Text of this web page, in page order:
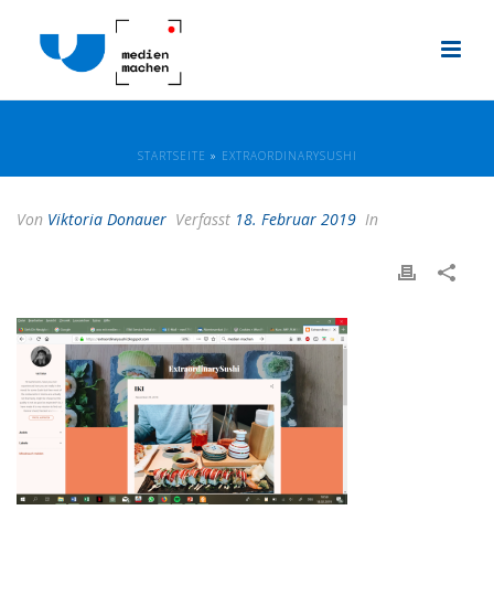
STARTSEITE » EXTRAORDINARYSUSHI
Von Viktoria Donauer Verfasst 18. Februar 2019 In